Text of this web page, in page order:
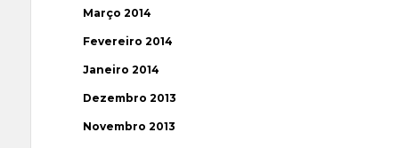
Março 2014
Fevereiro 2014
Janeiro 2014
Dezembro 2013
Novembro 2013